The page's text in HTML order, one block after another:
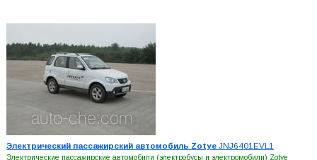
Электрический пассажирский автомобиль ZotyeJNJ6401EVL1
Электрические пассажирские автомобили (электробусы и электромобили) Zotye